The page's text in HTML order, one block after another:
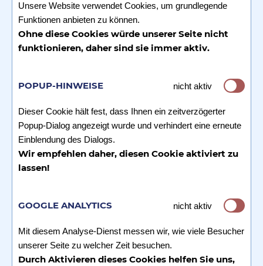
Unsere Website verwendet Cookies, um grundlegende
Funktionen anbieten zu können.
Ohne diese Cookies würde unserer Seite nicht
funktionieren, daher sind sie immer aktiv.
POPUP-HINWEISE nicht aktiv
Dieser Cookie hält fest, dass Ihnen ein zeitverzögerter
Popup-Dialog angezeigt wurde und verhindert eine erneute
Einblendung des Dialogs.
Wir empfehlen daher, diesen Cookie aktiviert zu
lassen!
GOOGLE ANALYTICS nicht aktiv
Mit diesem Analyse-Dienst messen wir, wie viele Besucher
unserer Seite zu welcher Zeit besuchen.
Durch Aktivieren dieses Cookies helfen Sie uns,